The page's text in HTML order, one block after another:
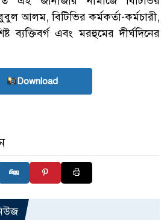
আলম, বিটিভির কর্মকর্তা-কর্মচারী,
ব্যক্তিবর্গ এবং মরহুমের দীর্ঘদিনের
Download